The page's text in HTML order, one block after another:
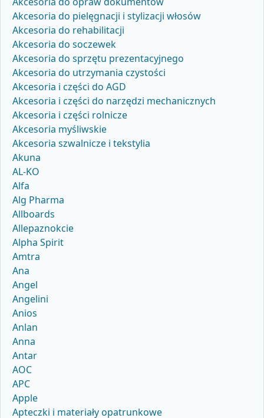
Akcesoria do pielęgnacji i stylizacji włosów
Akcesoria do rehabilitacji
Akcesoria do soczewek
Akcesoria do sprzętu prezentacyjnego
Akcesoria do utrzymania czystości
Akcesoria i części do AGD
Akcesoria i części do narzędzi mechanicznych
Akcesoria i części rolnicze
Akcesoria myśliwskie
Akcesoria szwalnicze i tekstylia
Akuna
AL-KO
Alfa
Alg Pharma
Allboards
Allepaznokcie
Alpha Spirit
Amtra
Ana
Angel
Angelini
Anios
Anlan
Anna
Antar
AOC
APC
Apple
Apteczki i materiały opatrunkowe